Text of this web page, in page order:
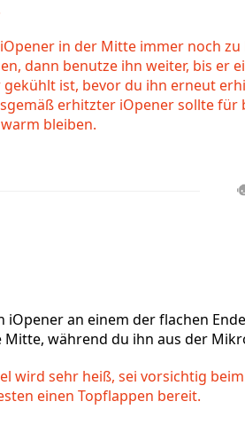
in der Mitte immer noch
dann benutze ihn weiter, bis er
ist, bevor du ihn erneut
erhitzter iOpener sollte für
bleiben.
iOpener an einem der flachen
Mitte, während du ihn aus der
wird sehr heiß, sei vorsichtig
einen Topflappen bereit.